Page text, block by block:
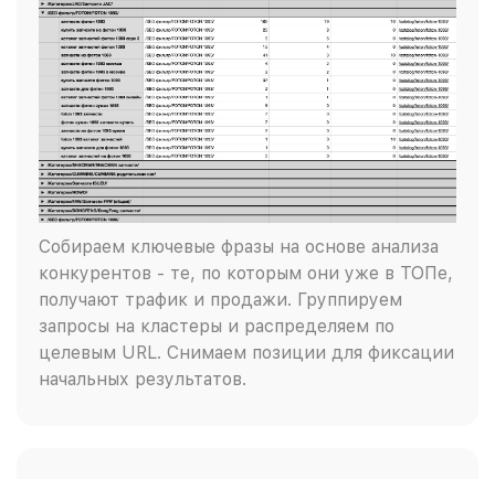
Собираем ключевые фразы на основе анализа
конкурентов - те, по которым они уже в ТОПе,
получают трафик и продажи. Группируем
запросы на кластеры и распределяем по
целевым URL. Снимаем позиции для фиксации
начальных результатов.